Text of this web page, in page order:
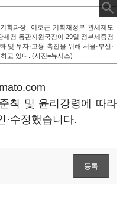
획과장, 이호근 기획재정부 관세제도
청 통관지원국장이 29일 정부세종청
및 투자·고용 촉진을 위해 서울·부산·
고 있다. (사진=뉴시스)
칙 및 윤리강령에 따라
·수정했습니다.